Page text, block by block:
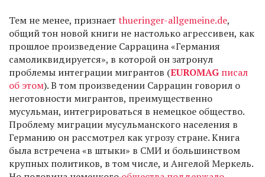
Тем не менее, признает thueringer-allgemeine.de,
общий тон новой книги не настолько агрессивен, как
прошлое произведение Саррацина «Германия
самоликвидируется», в которой он затронул
проблемы интеграции мигрантов (EUROMAG писал
об этом). В том произведении Саррацин говорил о
неготовности мигрантов, преимущественно
мусульман, интегрироваться в немецкое общество.
Проблему миграции мусульманского населения в
Германию он рассмотрел как угрозу стране. Книга
была встречена «в штыки» в СМИ и большинством
крупных политиков, в том числе, и Ангелой Меркель.